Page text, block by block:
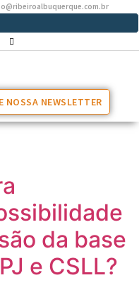
NOSSA NEWSLETTER
da base
e CSLL?